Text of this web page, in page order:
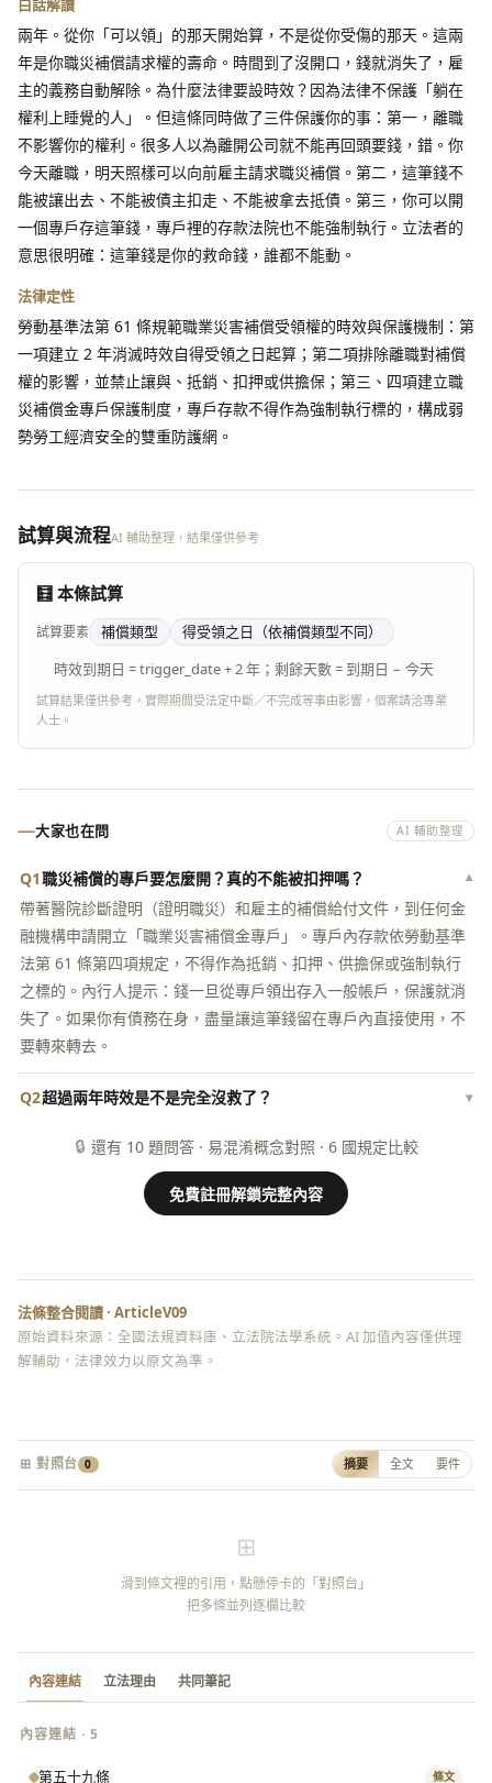
白話解讀
兩年。從你「可以領」的那天開始算，不是從你受傷的那天。這兩
年是你職災補償請求權的壽命。時間到了沒開口，錢就消失了，雇
主的義務自動解除。為什麼法律要設時效？因為法律不保護「躺在
權利上睡覺的人」。但這條同時做了三件保護你的事：第一，離職
不影響你的權利。很多人以為離開公司就不能再回頭要錢，錯。你
今天離職，明天照樣可以向前雇主請求職災補償。第二，這筆錢不
能被讓出去、不能被債主扣走、不能被拿去抵債。第三，你可以開
一個專戶存這筆錢，專戶裡的存款法院也不能強制執行。立法者的
意思很明確：這筆錢是你的救命錢，誰都不能動。
法律定性
勞動基準法第 61 條規範職業災害補償受領權的時效與保護機制：第
一項建立 2 年消滅時效自得受領之日起算；第二項排除離職對補償
權的影響，並禁止讓與、抵銷、扣押或供擔保；第三、四項建立職
災補償金專戶保護制度，專戶存款不得作為強制執行標的，構成弱
勢勞工經濟安全的雙重防護網。
試算與流程AI 輔助整理，結果僅供參考
🧮 本條試算
試算要素 補償類型
得受領之日（依補償類型不同）
時效到期日 = trigger_date + 2 年；剩餘天數 = 到期日 − 今天
試算結果僅供參考，實際期間受法定中斷／不完成等事由影響，個案請洽專業
人士。
大家也在問 AI 輔助整理
Q1職災補償的專戶要怎麼開？真的不能被扣押嗎？ ▾
帶著醫院診斷證明（證明職災）和雇主的補償給付文件，到任何金
融機構申請開立「職業災害補償金專戶」。專戶內存款依勞動基準
法第 61 條第四項規定，不得作為抵銷、扣押、供擔保或強制執行
之標的。內行人提示：錢一旦從專戶領出存入一般帳戶，保護就消
失了。如果你有債務在身，盡量讓這筆錢留在專戶內直接使用，不
要轉來轉去。
Q2超過兩年時效是不是完全沒救了？ ▾
🔒 還有 10 題問答 · 易混淆概念對照 · 6 國規定比較
免費註冊解鎖完整內容
法條整合閱讀 · ArticleV09
原始資料來源：全國法規資料庫、立法院法學系統。AI 加值內容僅供理
解輔助，法律效力以原文為準。
⊞ 對照台 0 摘要 全文 要件
⊞
滑到條文裡的引用，點懸停卡的「對照台」
把多條並列逐欄比較
內容連結 立法理由 共同筆記
內容連結 · 5
第五十九條 條文